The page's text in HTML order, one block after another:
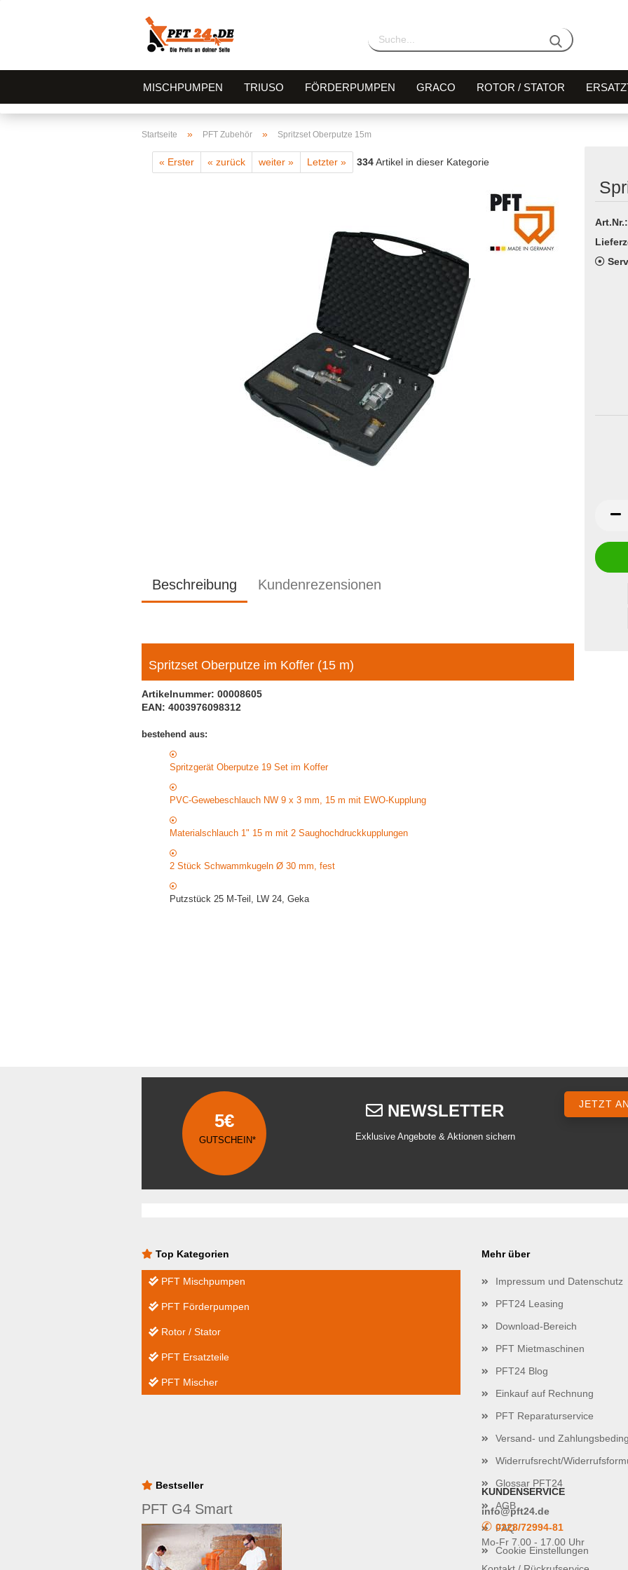
MISCHPUMPEN TRIUSO FÖRDERPUMPEN GRACO ROTOR / STATOR
Startseite » PFT Zubehör » Spritzset Oberputze 15m
« Erster « zurück weiter » Letzter » 334Artikel in dieser Kategorie
Art.Nr.:
Beschreibung Kundenrezensionen
Spritzset Oberputze im Koffer (15 m)
Artikelnummer: 00008605
EAN: 4003976098312
bestehend aus:
Spritzgerät Oberputze 19 Set im Koffer
PVC-Gewebeschlauch NW 9 x 3 mm, 15 m mit EWO-Kupplung
Materialschlauch 1" 15 m mit 2 Saughochdruckkupplungen
2 Stück Schwammkugeln Ø 30 mm, fest
Putzstück 25 M-Teil, LW 24, Geka
5€
GUTSCHEIN*
NEWSLETTER
Exklusive Angebote & Aktionen sichern
JETZT
Top Kategorien
PFT Mischpumpen
PFT Förderpumpen
Rotor / Stator
PFT Ersatzteile
PFT Mischer
Mehr über
Impressum und Datenschutz
PFT24 Leasing
Download-Bereich
PFT Mietmaschinen
PFT24 Blog
Einkauf auf Rechnung
PFT Reparaturservice
Versand- und
Widerrufsrecht/
Glossar PFT24
AGB
FAQ
Cookie Einstellungen
Bestseller
PFT G4 Smart
KUNDENSERVICE
info@pft24.de
✆ 0228/72994-81
Mo-Fr 7.00 - 17.00 Uhr